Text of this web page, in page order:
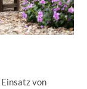
von